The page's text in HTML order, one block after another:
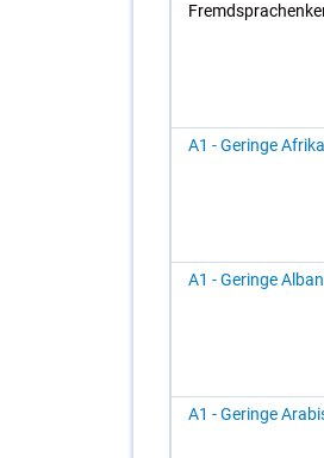
A1 - Geringe
A1 - Geringe
A1 - Geringe